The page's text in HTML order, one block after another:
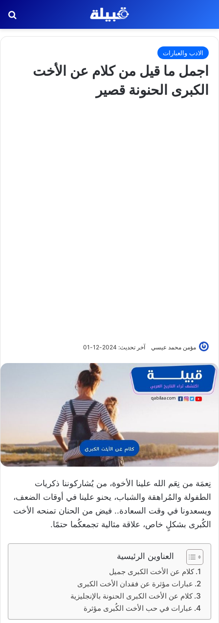
الادب والعبارات
اجمل ما قيل من كلام عن الأخت
الكبرى الحنونة قصير
مؤمن محمد عيسي آخر تحديث: 2024-12-01
نِعمَة من نِعَم الله علينا الأخوة، من يُشاركوننا ذكريات
الطفولة والمُراهقة والشباب، يحنو علينا في أوقات الضعف،
ويسعدونا في وقت السعادة.. فيض من الحنان تمنحه الأخت
الكُبرى بشكلٍ خاص، علاقة مثالية تجمعكُما حتمًا.
العناوين الرئيسية
كلام عن الأخت الكبرى جميل
عبارات مؤثرة عن فقدان الأخت الكبرى
كلام عن الأخت الكبرى الحنونة بالإنجليزية
عبارات في حب الأخت الكُبرى مؤثرة